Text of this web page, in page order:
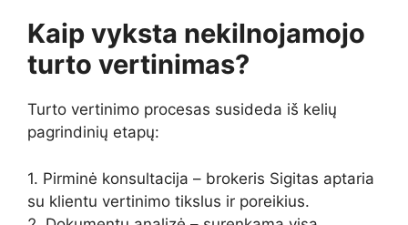
Kaip vyksta nekilnojamojo
turto vertinimas?
Turto vertinimo procesas susideda iš kelių
pagrindinių etapų:
1. Pirminė konsultacija – brokeris Sigitas aptaria
su klientu vertinimo tikslus ir poreikius.